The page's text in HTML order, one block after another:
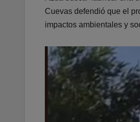
Cuevas defendió que el
impactos ambientales y